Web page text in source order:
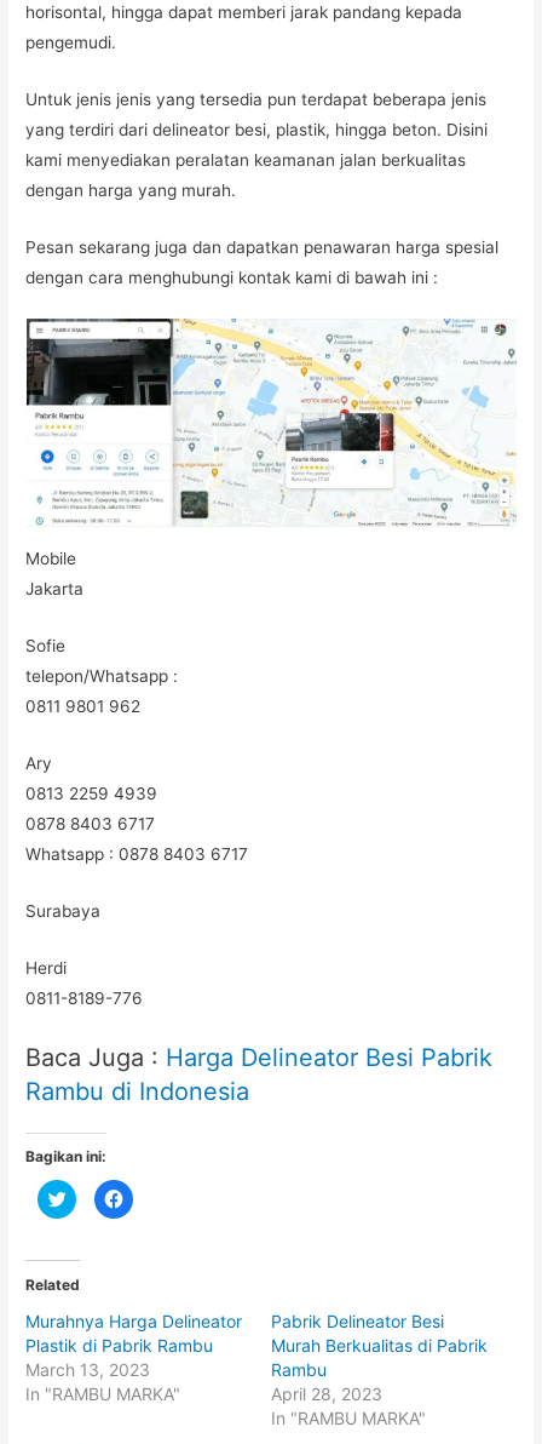
horisontal, hingga dapat memberi jarak pandang kepada
pengemudi.
Untuk jenis jenis yang tersedia pun terdapat beberapa jenis
yang terdiri dari delineator besi, plastik, hingga beton. Disini
kami menyediakan peralatan keamanan jalan berkualitas
dengan harga yang murah.
Pesan sekarang juga dan dapatkan penawaran harga spesial
dengan cara menghubungi kontak kami di bawah ini :
Mobile
Jakarta
Sofie
telepon/Whatsapp :
0811 9801 962
Ary
0813 2259 4939
0878 8403 6717
Whatsapp : 0878 8403 6717
Surabaya
Herdi
0811-8189-776
Baca Juga : Harga Delineator Besi Pabrik
Rambu di Indonesia
Bagikan ini:
C
l
t
o
s
h
a
r
e
o
n
T
C
l
a
r
e
o
n
F
Related
Murahnya Harga Delineator
Plastik di Pabrik Rambu
March 13, 2023
In "RAMBU MARKA"
Pabrik Delineator Besi
Murah Berkualitas di Pabrik
Rambu
April 28, 2023
In "RAMBU MARKA"